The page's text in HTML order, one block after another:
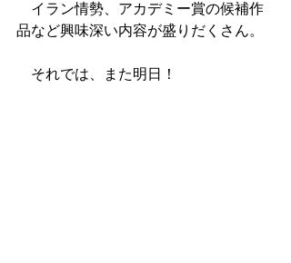
イラン情勢、アカデミー賞の候補作
品など興味深い内容が盛りだくさん。
それでは、また明日！